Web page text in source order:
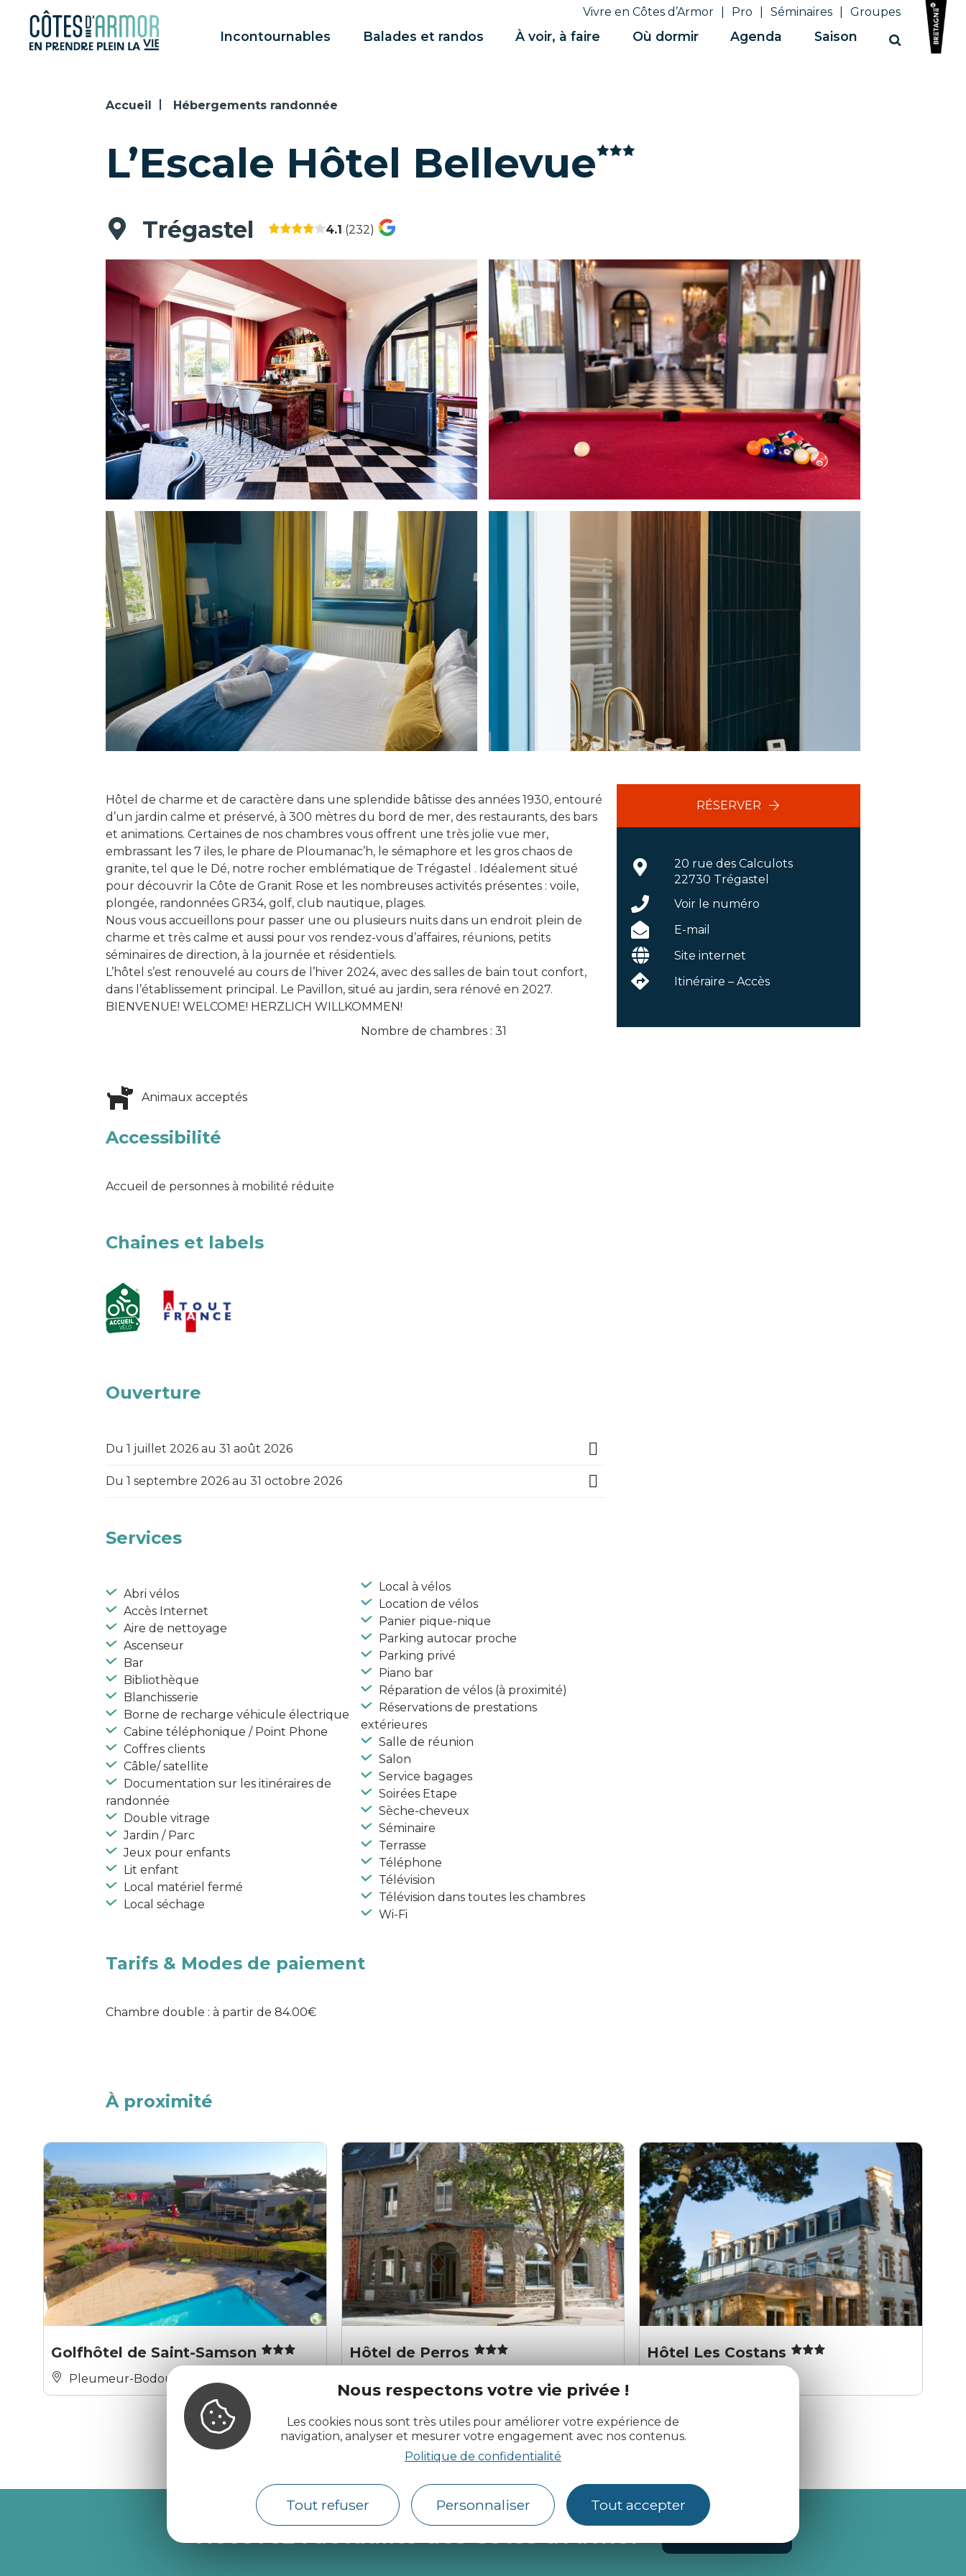
Panneau de gestion des cookies
Nous respectons votre vie privée !
Les cookies nous sont très utiles pour améliorer votre expérience de
navigation, analyser et mesurer votre engagement avec nos contenus.
Politique de confidentialité
Tout refuser Personnaliser Tout accepter
Vivre en Côtes d’Armor Pro Séminaires Groupes
Incontournables Balades et randos À voir, à faire Où dormir Agenda Saison
Accueil Hébergements randonnée
L’Escale Hôtel Bellevue
Trégastel 4.1 (232)
Hôtel de charme et de caractère dans une splendide bâtisse des années 1930, entouré
d’un jardin calme et préservé, à 300 mètres du bord de mer, des restaurants, des bars
et animations. Certaines de nos chambres vous offrent une très jolie vue mer,
embrassant les 7 iles, le phare de Ploumanac’h, le sémaphore et les gros chaos de
granite, tel que le Dé, notre rocher emblématique de Trégastel . Idéalement situé
pour découvrir la Côte de Granit Rose et les nombreuses activités présentes : voile,
plongée, randonnées GR34, golf, club nautique, plages.
Nous vous accueillons pour passer une ou plusieurs nuits dans un endroit plein de
charme et très calme et aussi pour vos rendez-vous d’affaires, réunions, petits
séminaires de direction, à la journée et résidentiels.
L’hôtel s’est renouvelé au cours de l’hiver 2024, avec des salles de bain tout confort,
dans l’établissement principal. Le Pavillon, situé au jardin, sera rénové en 2027.
BIENVENUE! WELCOME! HERZLICH WILLKOMMEN!
Nombre de chambres : 31
Animaux acceptés
Accessibilité
Accueil de personnes à mobilité réduite
Chaines et labels
Ouverture
Du 1 juillet 2026 au 31 août 2026
Du 1 septembre 2026 au 31 octobre 2026
Services
Abri vélos
Accès Internet
Aire de nettoyage
Ascenseur
Bar
Bibliothèque
Blanchisserie
Borne de recharge véhicule électrique
Cabine téléphonique / Point Phone
Coffres clients
Câble/ satellite
Documentation sur les itinéraires de
randonnée
Double vitrage
Jardin / Parc
Jeux pour enfants
Lit enfant
Local matériel fermé
Local séchage
Local à vélos
Location de vélos
Panier pique-nique
Parking autocar proche
Parking privé
Piano bar
Réparation de vélos (à proximité)
Réservations de prestations
extérieures
Salle de réunion
Salon
Service bagages
Soirées Etape
Sèche-cheveux
Séminaire
Terrasse
Téléphone
Télévision
Télévision dans toutes les chambres
Wi-Fi
Tarifs & Modes de paiement
Chambre double : à partir de 84.00€
RÉSERVER
20 rue des Calculots
22730 Trégastel
Voir le numéro
E-mail
Site internet
Itinéraire – Accès
À proximité
Golfhôtel de Saint-Samson
Pleumeur-Bodou
Hôtel de Perros Hôtel Les Costans
Recevez l’actualité des Côtes d’Armor